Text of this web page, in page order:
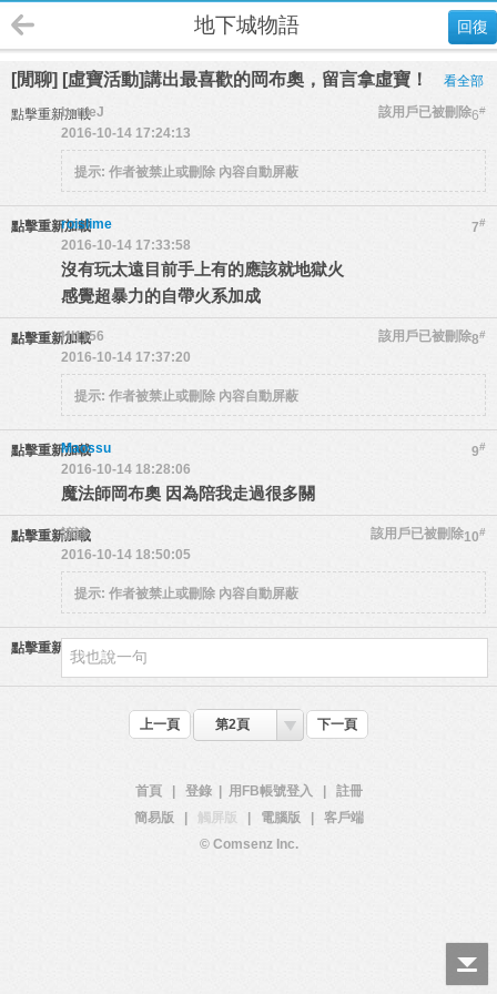
回復
地下城物語
[閒聊] [虛寶活動]講出最喜歡的岡布奧，留言拿虛寶！ 看全部
點擊重新加載 6#
battleJ
該用戶已被刪除
2016-10-14 17:24:13
提示: 作者被禁止或刪除 內容自動屏蔽
點擊重新加載 7#
roislime
2016-10-14 17:33:58
沒有玩太遠目前手上有的應該就地獄火
感覺超暴力的自帶火系加成
點擊重新加載 8#
Hl1156
該用戶已被刪除
2016-10-14 17:37:20
提示: 作者被禁止或刪除 內容自動屏蔽
點擊重新加載 9#
Maossu
2016-10-14 18:28:06
魔法師岡布奧 因為陪我走過很多關
點擊重新加載 10#
諺諺
該用戶已被刪除
2016-10-14 18:50:05
提示: 作者被禁止或刪除 內容自動屏蔽
點擊重新加載
上一頁 第2頁 下一頁
首頁 登錄 用FB帳號登入
註冊
簡易版
觸屏版 電腦版
客戶端
© Comsenz Inc.